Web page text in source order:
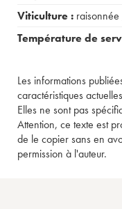
Viticulture : raisonnée
Température de
Les informations
caractéristiques
Elles ne sont pas
Attention, ce texte est
de le copier sans en
permission à l'auteur.